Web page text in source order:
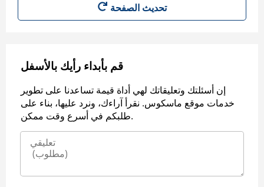
تحديث الصفحة
قم بأبداء رأيك بالأسفل
إن أسئلتك وتعليقاتك لهي أداة قيمة تساعدنا على تطوير
خدمات موقع ماسكوس. نقرأ آراءك، ونرد عليها، بناء على
طلبكم في أسرع وقت ممكن.